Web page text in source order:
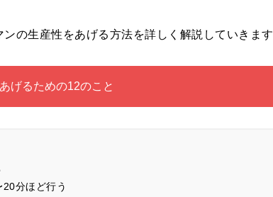
の生産性をあげる方法を詳しく解説していきます
げるための12のこと
20分ほど行う